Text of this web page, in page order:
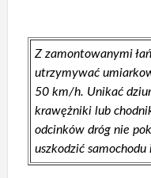
Z zamontowanymi
utrzymywać
50 km/h. Unikać
krawężniki lub
odcinków dróg nie
uszkodzić